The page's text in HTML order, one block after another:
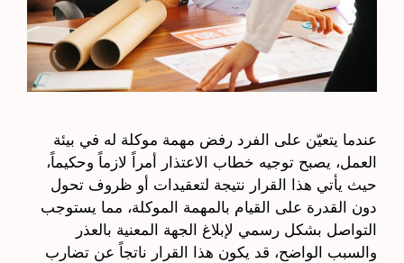
عندما يتعيّن على الفرد رفض مهمة موكلة له في بيئة
العمل، يصبح توجيه خطاب الاعتذار أمراً لازماً وحكيماً،
حيث يأتي هذا القرار نتيجة لتعقيدات أو ظروف تحول
دون القدرة على القيام بالمهمة الموكلة، مما يستوجب
التواصل بشكل رسمي لإبلاغ الجهة المعنية بالعذر
والسبب الواضح، قد يكون هذا القرار ناتجاً عن تضارب